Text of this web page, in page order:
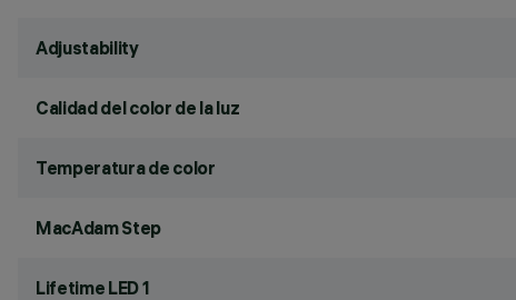
Adjustability
Calidad del color de la luz
Temperatura de color
MacAdam Step
Lifetime LED 1